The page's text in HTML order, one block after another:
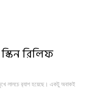
রিলিফ
লালচে র‍্যাশ হয়েছে। একটু অবাকই